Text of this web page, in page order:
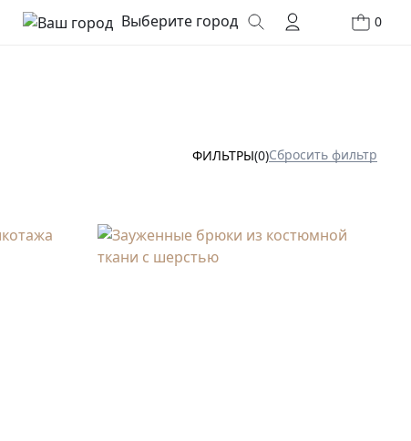
Выберите город 0
ФИЛЬТРЫ(0)Сбросить фильтр